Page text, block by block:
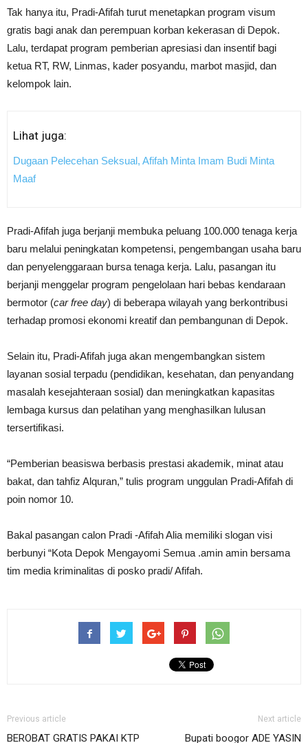
Tak hanya itu, Pradi-Afifah turut menetapkan program visum
gratis bagi anak dan perempuan korban kekerasan di Depok.
Lalu, terdapat program pemberian apresiasi dan insentif bagi
ketua RT, RW, Linmas, kader posyandu, marbot masjid, dan
kelompok lain.
Lihat juga:
Dugaan Pelecehan Seksual, Afifah Minta Imam Budi Minta
Maaf
Pradi-Afifah juga berjanji membuka peluang 100.000 tenaga kerja
baru melalui peningkatan kompetensi, pengembangan usaha baru
dan penyelenggaraan bursa tenaga kerja. Lalu, pasangan itu
berjanji menggelar program pengelolaan hari bebas kendaraan
bermotor (car free day) di beberapa wilayah yang berkontribusi
terhadap promosi ekonomi kreatif dan pembangunan di Depok.
Selain itu, Pradi-Afifah juga akan mengembangkan sistem
layanan sosial terpadu (pendidikan, kesehatan, dan penyandang
masalah kesejahteraan sosial) dan meningkatkan kapasitas
lembaga kursus dan pelatihan yang menghasilkan lulusan
tersertifikasi.
“Pemberian beasiswa berbasis prestasi akademik, minat atau
bakat, dan tahfiz Alquran,” tulis program unggulan Pradi-Afifah di
poin nomor 10.
Bakal pasangan calon Pradi -Afifah Alia memiliki slogan visi
berbunyi “Kota Depok Mengayomi Semua .amin amin bersama
tim media kriminalitas di posko pradi/ Afifah.
Previous article
BEROBAT GRATIS PAKAI KTP
Next article
Bupati boogor ADE YASIN